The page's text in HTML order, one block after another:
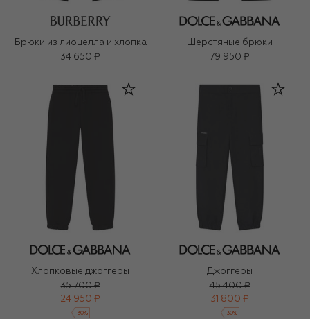
Брюки из лиоцелла и хлопка
34 650 ₽
Шерстяные брюки
79 950 ₽
Хлопковые джоггеры
35 700 ₽
24 950 ₽
-30%
Джоггеры
45 400 ₽
31 800 ₽
-30%